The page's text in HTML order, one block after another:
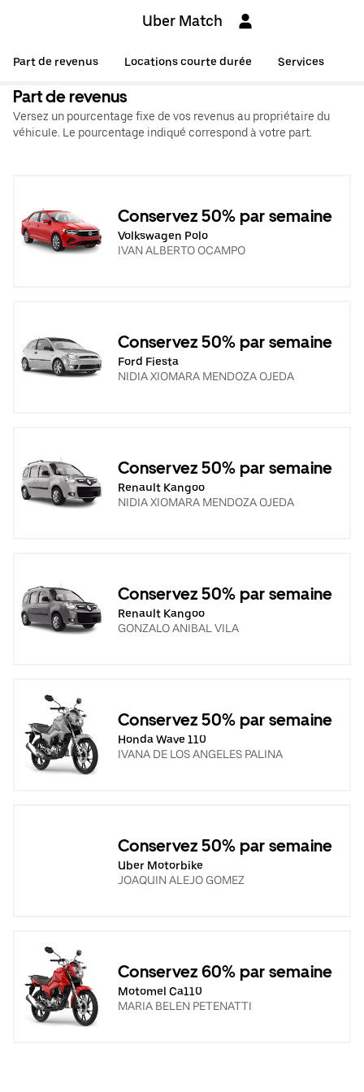
Uber Match
Part de revenus Locations courte durée Services
Part de revenus
Versez un pourcentage fixe de vos revenus au propriétaire du
véhicule. Le pourcentage indiqué correspond à votre part.
Conservez 50% par semaine
Volkswagen Polo
IVAN ALBERTO OCAMPO
Conservez 50% par semaine
Ford Fiesta
NIDIA XIOMARA MENDOZA OJEDA
Conservez 50% par semaine
Renault Kangoo
NIDIA XIOMARA MENDOZA OJEDA
Conservez 50% par semaine
Renault Kangoo
GONZALO ANIBAL VILA
Conservez 50% par semaine
Honda Wave 110
IVANA DE LOS ANGELES PALINA
Conservez 50% par semaine
Uber Motorbike
JOAQUIN ALEJO GOMEZ
Conservez 60% par semaine
Motomel Ca110
MARIA BELEN PETENATTI